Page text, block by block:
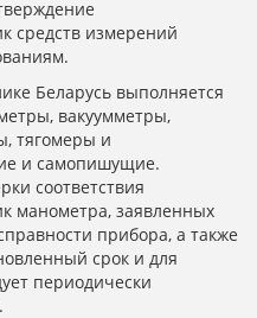
средств измерений
Беларусь выполняется
вакуумметры,
тягомеры и
и самопишущие.
соответствия
манометра, заявленных
прибора, а также
срок и для
периодически